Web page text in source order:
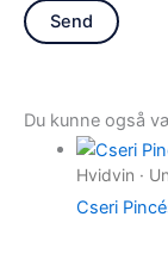
Du kunne også
Hvidvin ·
Cseri